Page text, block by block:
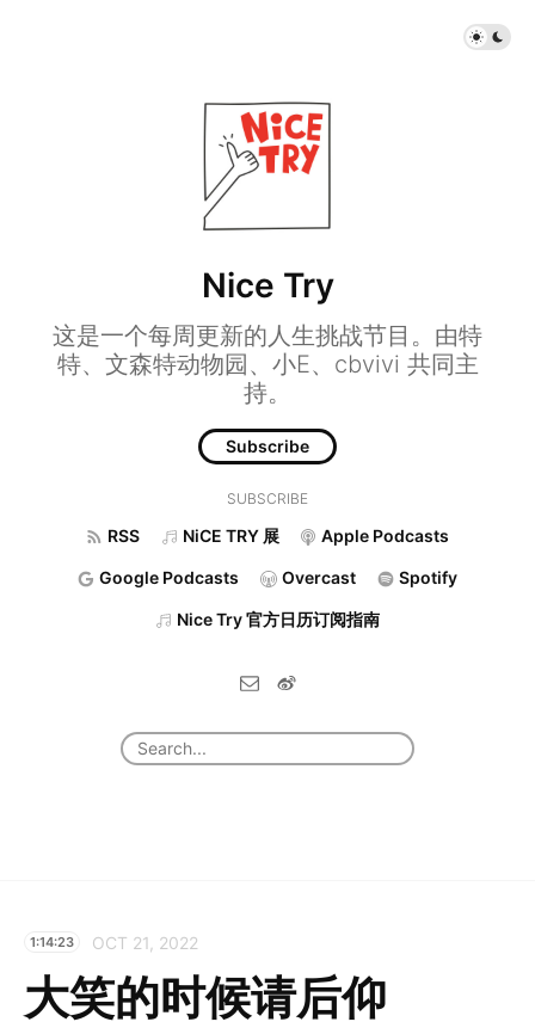
Nice Try
这是一个每周更新的人生挑战节目。由特
特、文森特动物园、小E、cbvivi 共同主
持。
Subscribe
SUBSCRIBE
RSS NiCE TRY 展 Apple Podcasts
Google Podcasts Overcast Spotify
Nice Try 官方日历订阅指南
1:14:23 OCT 21, 2022
大笑的时候请后仰